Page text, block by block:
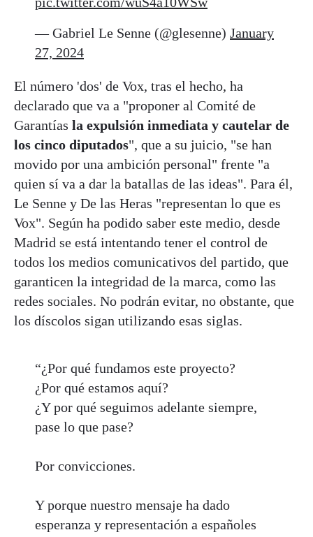
— Gabriel Le Senne (@glesenne) January
27, 2024
El número 'dos' de Vox, tras el hecho, ha
declarado que va a "proponer al Comité de
Garantías la expulsión inmediata y cautelar de
los cinco diputados", que a su juicio, "se han
movido por una ambición personal" frente "a
quien sí va a dar la batallas de las ideas". Para él,
Le Senne y De las Heras "representan lo que es
Vox". Según ha podido saber este medio, desde
Madrid se está intentando tener el control de
todos los medios comunicativos del partido, que
garanticen la integridad de la marca, como las
redes sociales. No podrán evitar, no obstante, que
los díscolos sigan utilizando esas siglas.
“¿Por qué fundamos este proyecto?
¿Por qué estamos aquí?
¿Y por qué seguimos adelante siempre,
pase lo que pase?
Por convicciones.
Y porque nuestro mensaje ha dado
esperanza y representación a españoles